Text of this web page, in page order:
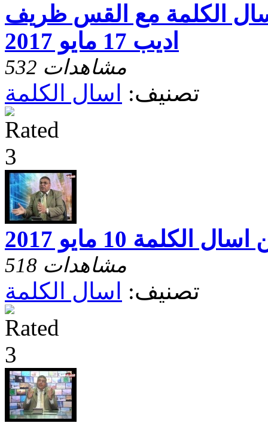
من اسال الكلمة مع القس ظريف
اديب 17 مايو 2017
532 مشاهدات
تصنيف: اسال الكلمة
518 مشاهدات
تصنيف: اسال الكلمة